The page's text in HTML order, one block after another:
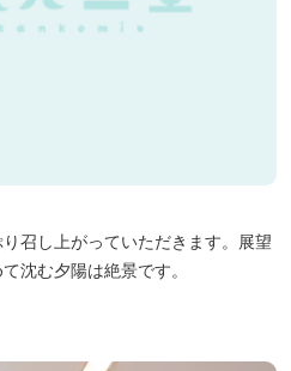
召し上がっていただきます。展望
沈む夕陽は絶景です。